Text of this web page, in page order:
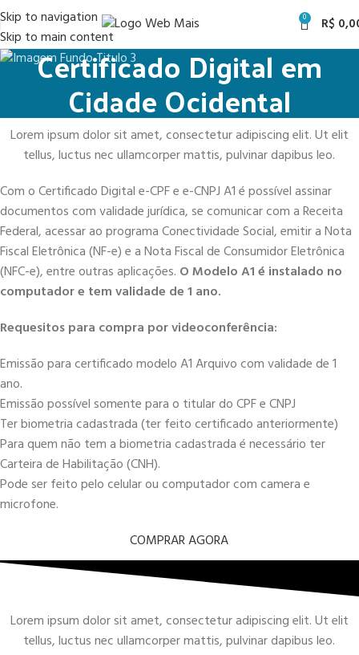
Skip to navigation
Skip to main content
0 R$
Certificado Digital em
Cidade Ocidental
Lorem ipsum dolor sit amet, consectetur adipiscing elit. Ut elit
tellus, luctus nec ullamcorper mattis, pulvinar dapibus leo.
Com o Certificado Digital e-CPF e e-CNPJ A1 é possível assinar
documentos com validade jurídica, se comunicar com a Receita
Federal, acessar ao programa Conectividade Social, emitir a Nota
Fiscal Eletrônica (NF-e) e a Nota Fiscal de Consumidor Eletrônica
(NFC-e), entre outras aplicações. O Modelo A1 é instalado no
computador e tem validade de 1 ano.
Requesitos para compra por videoconferência:
Emissão para certificado modelo A1 Arquivo com validade de 1
ano.
Emissão possível somente para o titular do CPF e CNPJ
Ter biometria cadastrada (ter feito certificado anteriormente)
Para quem não tem a biometria cadastrada é necessário ter
Carteira de Habilitação (CNH).
Pode ser feito pelo celular ou computador com camera e
microfone.
COMPRAR AGORA
Lorem ipsum dolor sit amet, consectetur adipiscing elit. Ut elit
tellus, luctus nec ullamcorper mattis, pulvinar dapibus leo.